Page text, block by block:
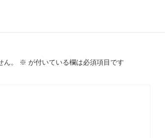
。 ※ が付いている欄は必須項目です